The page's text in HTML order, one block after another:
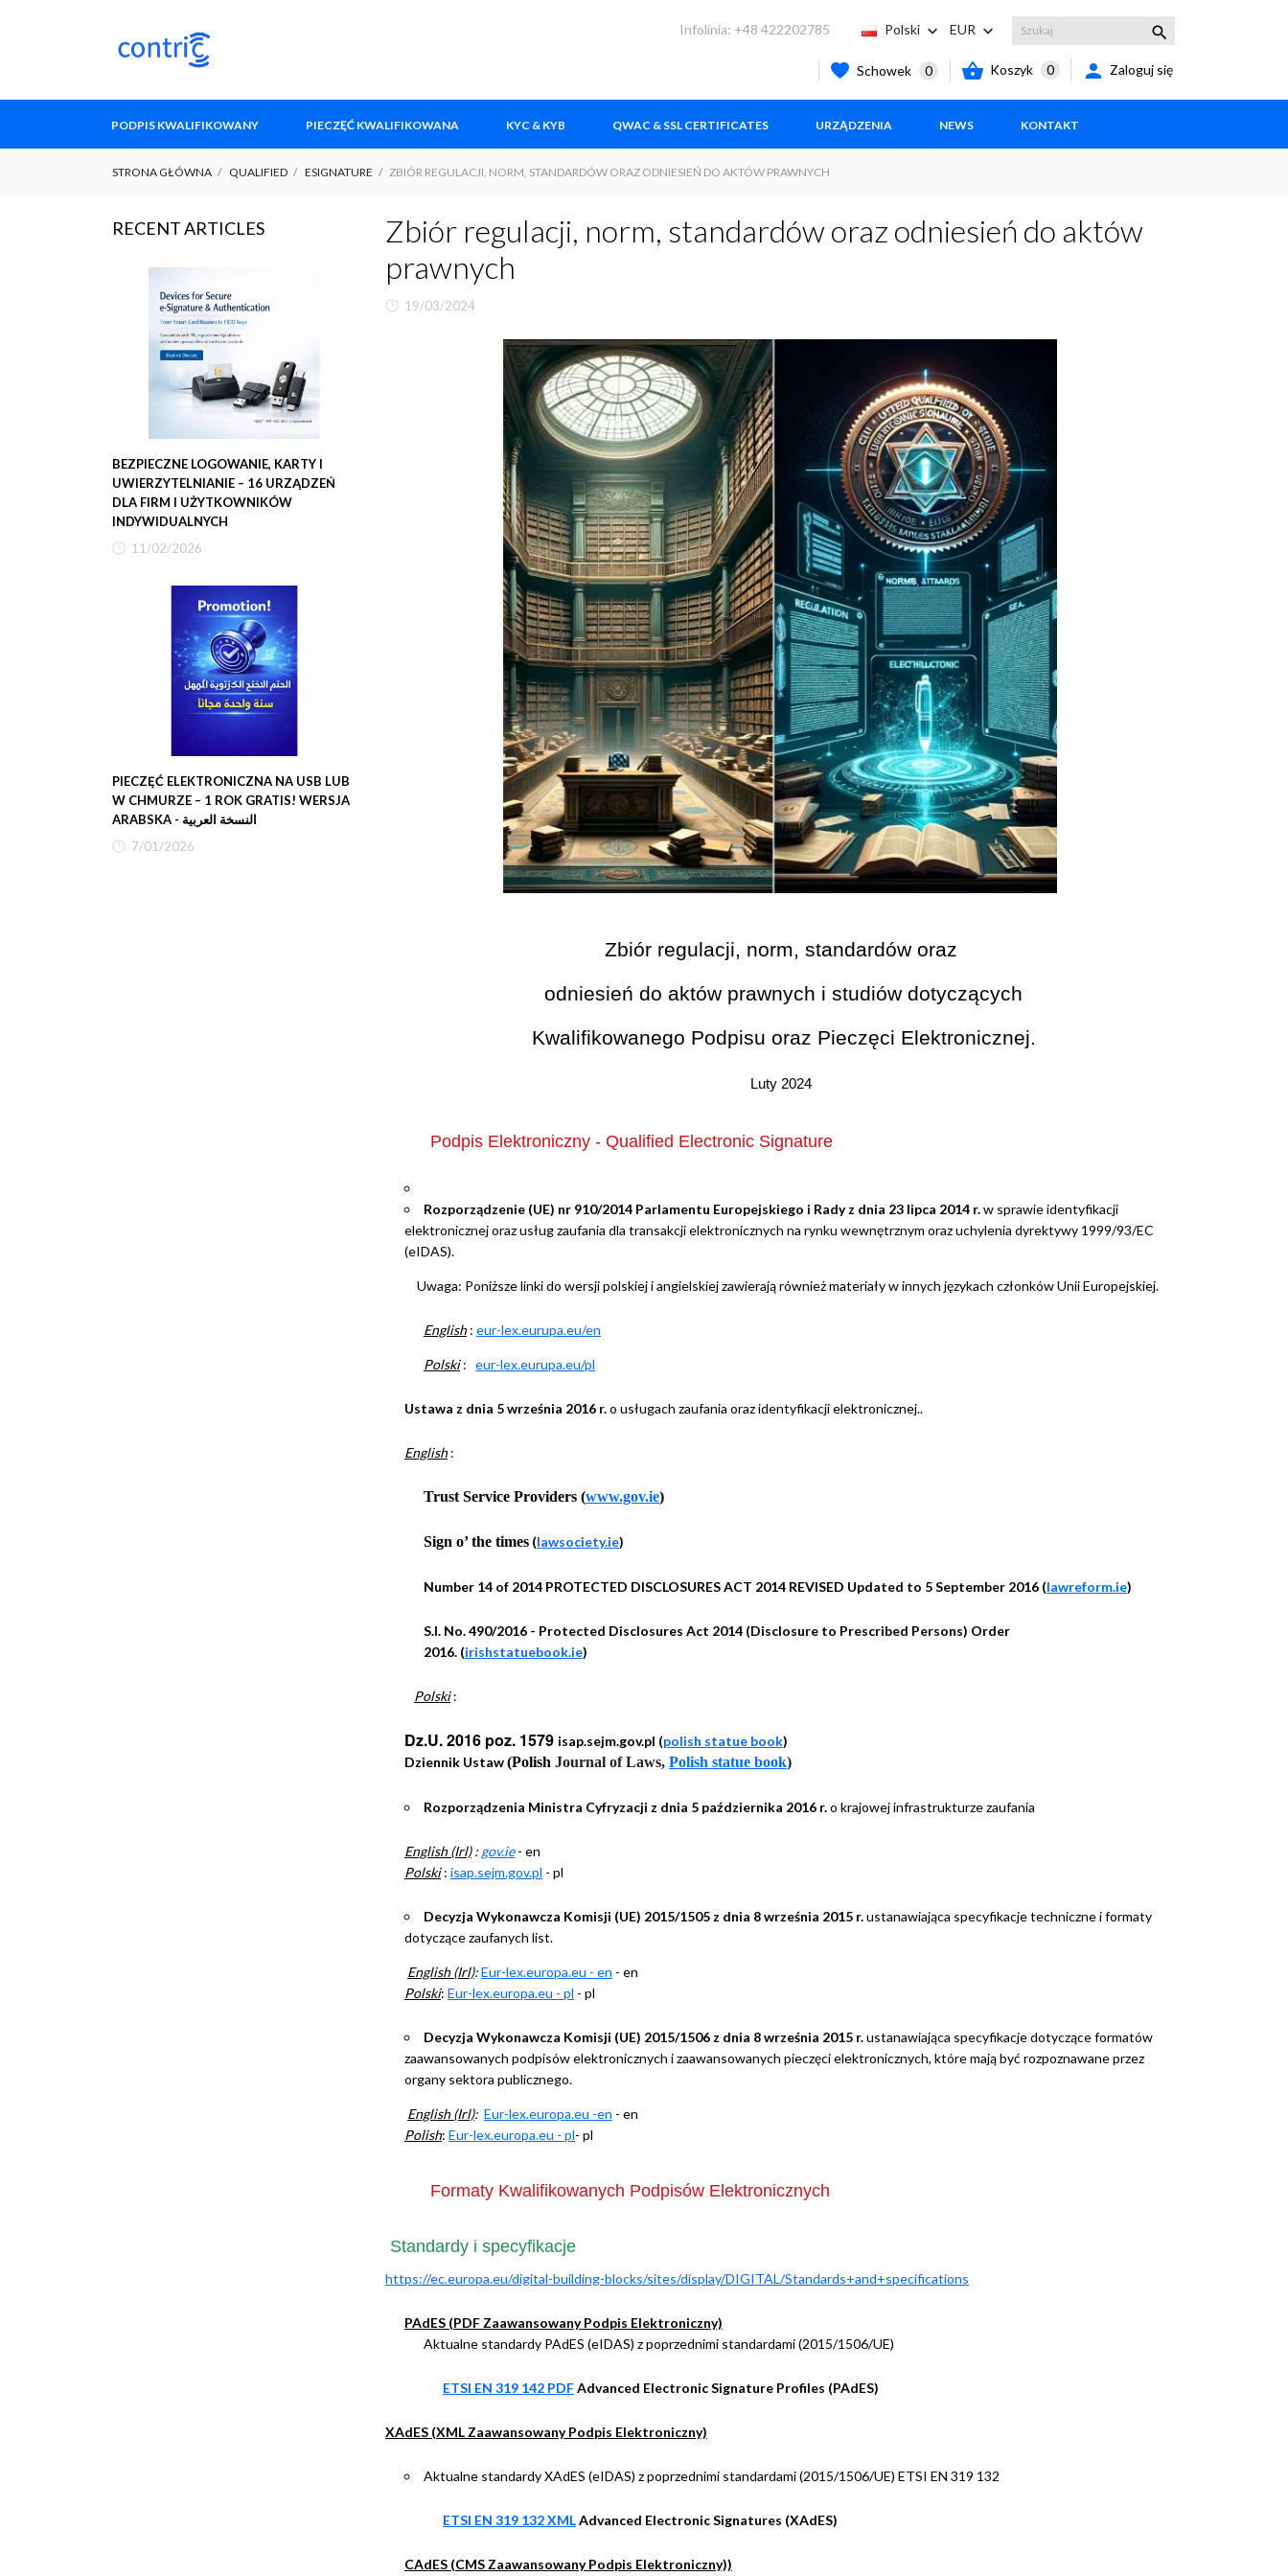
Infolinia: +48 422202785 Polski  EUR  
Schowek 0  Koszyk 0  Zaloguj się
PODPIS KWALIFIKOWANY PIECZĘĆ KWALIFIKOWANA KYC & KYB QWAC & SSL CERTIFICATES URZĄDZENIA NEWS KONTAKT
STRONA GŁÓWNA QUALIFIED ESIGNATURE ZBIÓR REGULACJI, NORM, STANDARDÓW ORAZ ODNIESIEŃ DO AKTÓW PRAWNYCH
RECENT ARTICLES
BEZPIECZNE LOGOWANIE, KARTY I
UWIERZYTELNIANIE – 16 URZĄDZEŃ
DLA FIRM I UŻYTKOWNIKÓW
INDYWIDUALNYCH
11/02/2026
PIECZĘĆ ELEKTRONICZNA NA USB LUB
W CHMURZE – 1 ROK GRATIS! WERSJA
ARABSKA - النسخة العربية
7/01/2026
Zbiór regulacji, norm, standardów oraz odniesień do aktów
prawnych
19/03/2024
Zbiór regulacji, norm, standardów oraz
odniesień do aktów prawnych i studiów dotyczących
Kwalifikowanego Podpisu oraz Pieczęci Elektronicznej.
Luty 2024
Podpis Elektroniczny - Qualified Electronic Signature
Rozporządzenie (UE) nr 910/2014 Parlamentu Europejskiego i Rady z dnia 23 lipca 2014 r.w sprawie identyfikacji
elektronicznej oraz usług zaufania dla transakcji elektronicznych na rynku wewnętrznym oraz uchylenia dyrektywy 1999/93/EC
(eIDAS).
Uwaga: Poniższe linki do wersji polskiej i angielskiej zawierają również materiały w innych językach członków Unii Europejskiej.
English : eur-lex.eurupa.eu/en
Polski : eur-lex.eurupa.eu/pl
Ustawa z dnia 5 września 2016 r.o usługach zaufania oraz identyfikacji elektronicznej..
English :
Trust Service Providers (www.gov.ie)
Sign o’ the times (lawsociety.ie)
Number 14 of 2014 PROTECTED DISCLOSURES ACT 2014 REVISED Updated to 5 September 2016 (lawreform.ie)
S.I. No. 490/2016 - Protected Disclosures Act 2014 (Disclosure to Prescribed Persons) Order
2016. (irishstatuebook.ie)
Polski :
Dz.U. 2016 poz. 1579 isap.sejm.gov.pl (polish statue book)
Dziennik Ustaw(Polish Journal ofLaws, Polish statue book)
Rozporządzenia Ministra Cyfryzacji z dnia 5 października 2016 r.o krajowej infrastrukturze zaufania
English (Irl): gov.ie - en
Polski : isap.sejm.gov.pl - pl
Decyzja Wykonawcza Komisji (UE) 2015/1505 z dnia 8 września 2015 r.ustanawiająca specyfikacje techniczne i formaty
dotyczące zaufanych list.
English (Irl):Eur-lex.europa.eu - en - en
Polski: Eur-lex.europa.eu - pl - pl
Decyzja Wykonawcza Komisji (UE) 2015/1506 z dnia 8 września 2015 r.ustanawiająca specyfikacje dotyczące formatów
zaawansowanych podpisów elektronicznych i zaawansowanych pieczęci elektronicznych, które mają być rozpoznawane przez
organy sektora publicznego.
English (Irl): Eur-lex.europa.eu -en - en
Polish: Eur-lex.europa.eu - pl- pl
Formaty Kwalifikowanych Podpisów Elektronicznych
Standardy i specyfikacje
https://ec.europa.eu/digital-building-blocks/sites/display/DIGITAL/Standards+and+specifications
PAdES (PDF Zaawansowany Podpis Elektroniczny)
Aktualne standardy PAdES (eIDAS) z poprzednimi standardami (2015/1506/UE)
ETSI EN 319 142 PDFAdvanced Electronic Signature Profiles (PAdES)
XAdES (XML Zaawansowany Podpis Elektroniczny)
Aktualne standardy XAdES (eIDAS) z poprzednimi standardami (2015/1506/UE) ETSI EN 319 132
ETSI EN 319 132 XMLAdvanced Electronic Signatures (XAdES)
CAdES (CMS Zaawansowany Podpis Elektroniczny))